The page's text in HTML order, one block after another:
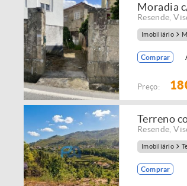
Moradia
Resende ,
Imobiliário
Comprar
Preço:
Terreno
Resende ,
Imobiliário
Comprar